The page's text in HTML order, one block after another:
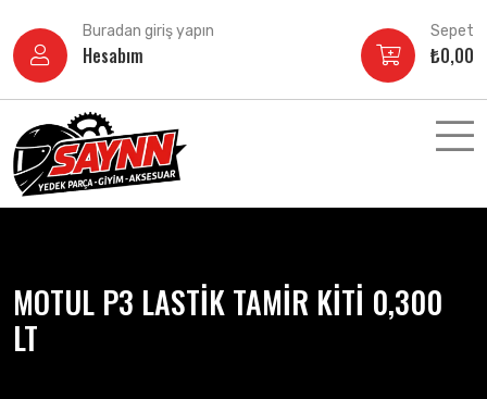
atla
Buradan giriş yapın
Hesabım
Sepet
₺0,00
MOTUL P3 LASTİK TAMİR KİTİ 0,300
LT